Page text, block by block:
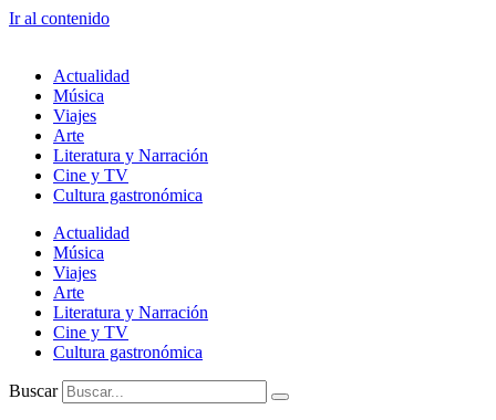
Ir al contenido
Actualidad
Música
Viajes
Arte
Literatura y Narración
Cine y TV
Cultura gastronómica
Actualidad
Música
Viajes
Arte
Literatura y Narración
Cine y TV
Cultura gastronómica
Buscar